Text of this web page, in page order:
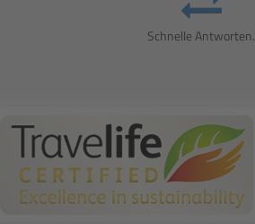
Schnelle Antworten.